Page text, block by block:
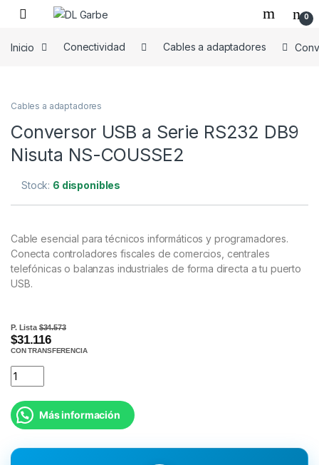
0
Inicio Conectividad Cables a adaptadores
Cables a adaptadores
Conversor USB a Serie RS232 DB9
Nisuta NS-COUSSE2
Stock: 6 disponibles
Cable esencial para técnicos informáticos y programadores.
Conecta controladores fiscales de comercios, centrales
telefónicas o balanzas industriales de forma directa a tu puerto
USB.
P. Lista$34.573
$31.116
CON TRANSFERENCIA
Más información